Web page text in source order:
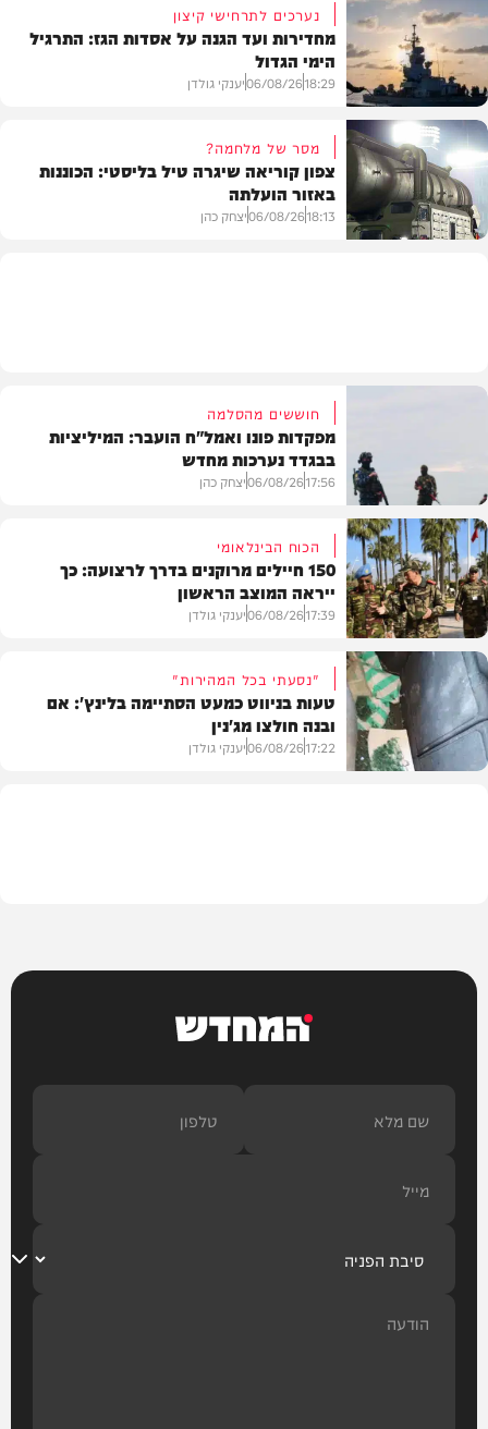
בעולם
צבא וביטחון
נערכים לתרחישי קיצון
מחדירות ועד הגנה על אסדות הגז: התרגיל
הימי הגדול
18:29
06/08/26יענקי גולדן
מסר של מלחמה?
צפון קוריאה שיגרה טיל בליסטי: הכוננות
באזור הועלתה
18:13
06/08/26יצחק כהן
בעולם
חוששים מהסלמה
מפקדות פונו ואמל"ח הועבר: המיליציות
בבגדד נערכות מחדש
17:56
06/08/26יצחק כהן
צבא וביטחון
הכוח הבינלאומי
150 חיילים מרוקנים בדרך לרצועה: כך
ייראה המוצב הראשון
17:39
06/08/26יענקי גולדן
"נסעתי בכל המהירות"
טעות בניווט כמעט הסתיימה בלינץ': אם
ובנה חולצו מג'נין
17:22
06/08/26יענקי גולדן
המחדש